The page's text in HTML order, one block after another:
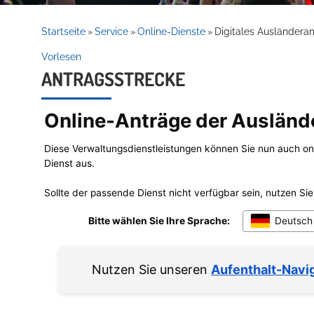
Service
Willkommen in Hockenheim
Startseite » Service » Online-Dienste » Digitales
Vorlesen
ANTRAGSSTRECKE